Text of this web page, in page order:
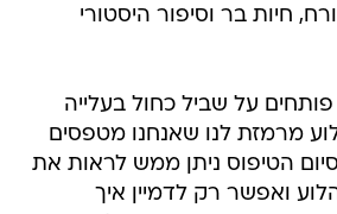
חיות בר וסיפור היסטורי
על שביל כחול בעלייה
מרמזת לנו שאנחנו מטפסים
הטיפוס ניתן ממש לראות את
ואפשר רק לדמיין איך